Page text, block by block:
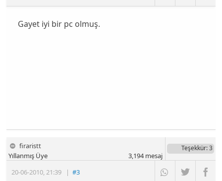
Gayet iyi bir pc olmuş.
firaristt
20-06-2010,21:39 |#3
Yıllanmış Üye
Teşekkür: 3
3,194mesaj